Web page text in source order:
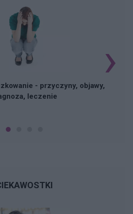
- przyczyny, objawy,
leczenie
›